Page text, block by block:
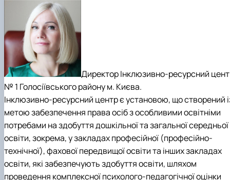
Директор Інклюзивно-ресурсний
№ 1 Голосіївського району м. Києва.
Інклюзивно-ресурсний центр є установою, що створений
метою забезпечення права осіб з особливими освітніми
потребами на здобуття дошкільної та загальної середньої
освіти, зокрема, у закладах професійної (професійно-
технічної), фахової передвищої освіти та інших закладах
освіти, які забезпечують здобуття освіти, шляхом
проведення комплексної психолого-педагогічної оцінки